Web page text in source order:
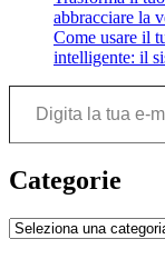
abbracciare la
Come usare il
intelligente: il
Digita la tua e-mail...
Categorie
Categorie